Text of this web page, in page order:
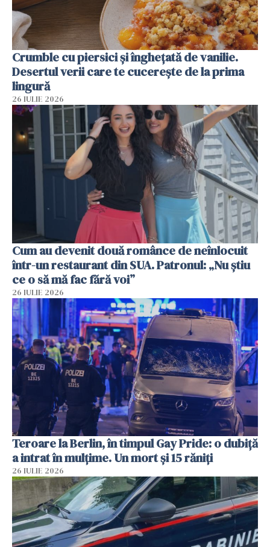
Crumble cu piersici și înghețată de vanilie.
Desertul verii care te cucerește de la prima
lingură
26 IULIE 2026
Cum au devenit două românce de neînlocuit
într-un restaurant din SUA. Patronul: „Nu știu
ce o să mă fac fără voi”
26 IULIE 2026
Teroare la Berlin, în timpul Gay Pride: o dubiță
a intrat în mulțime. Un mort și 15 răniți
26 IULIE 2026